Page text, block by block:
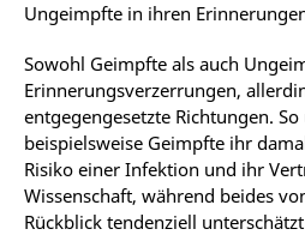
Ungeimpfte in ihren
Sowohl Geimpfte als auch
Erinnerungsverzerrungen,
entgegengesetzte Richtungen.
beispielsweise Geimpfte ihr
Risiko einer Infektion und ihr
Wissenschaft, während beides
Rückblick tendenziell